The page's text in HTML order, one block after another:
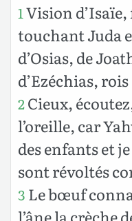
1Vision d’Isaïe,
touchant Juda
d’Osias, de
d’Ezéchias,
2Cieux,
l’oreille, car
des enfants et
sont révoltés
3 Le bœuf